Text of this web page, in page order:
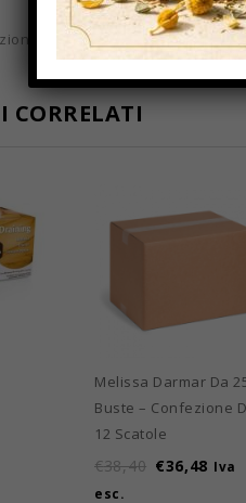
CORRELATI
Melissa Darmar Da
Buste – Confezione
12 Scatole
€38,40 €36,48 Iva
esc.